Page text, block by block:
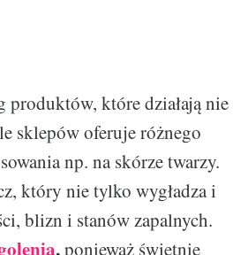
produktów, które działają nie
sklepów oferuje różnego
np. na skórze twarzy.
który nie tylko wygładza i
blizn i stanów zapalnych.
,ponieważ świetnie